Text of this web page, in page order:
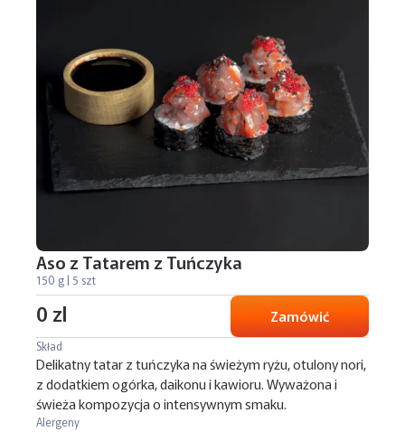
Aso z Tatarem z Tuńczyka
150 g | 5 szt
0 zl Zamówić
Skład
Delikatny tatar z tuńczyka na świeżym ryżu, otulony nori,
z dodatkiem ogórka, daikonu i kawioru. Wyważona i
świeża kompozycja o intensywnym smaku.
Alergeny